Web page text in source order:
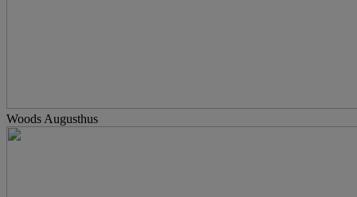
Woods Augusthus